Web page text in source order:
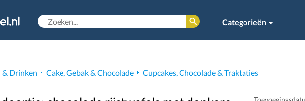
Categorieën
& Drinken Cake, Gebak & Chocolade Cupcakes, Chocolade & Traktaties